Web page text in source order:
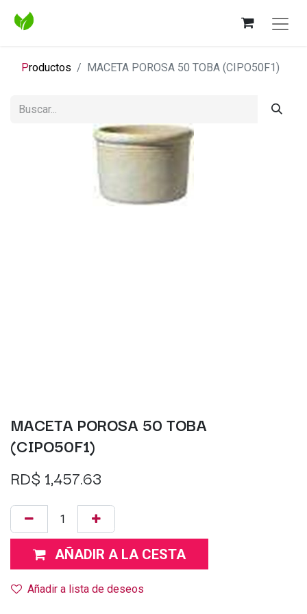
Productos MACETA POROSA 50 TOBA (CIPO50F1)
MACETA POROSA 50 TOBA
(CIPO50F1)
RD$ 1,457.63
AÑADIR A LA CESTA
Añadir a lista de deseos